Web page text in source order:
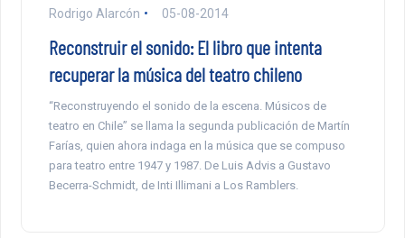
Rodrigo Alarcón 05-08-2014
Reconstruir el sonido: El libro que intenta
recuperar la música del teatro chileno
“Reconstruyendo el sonido de la escena. Músicos de
teatro en Chile” se llama la segunda publicación de Martín
Farías, quien ahora indaga en la música que se compuso
para teatro entre 1947 y 1987. De Luis Advis a Gustavo
Becerra-Schmidt, de Inti Illimani a Los Ramblers.